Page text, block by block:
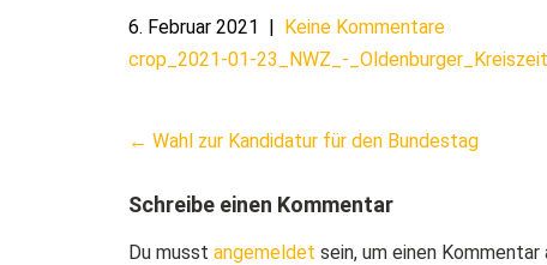
6. Februar 2021 | Keine Kommentare
crop_2021-01-23_NWZ_-
Post
← Wahl zur Kandidatur für den Bundestag
Schreibe einen Kommentar
Du musst angemeldet sein, um einen Kommentar